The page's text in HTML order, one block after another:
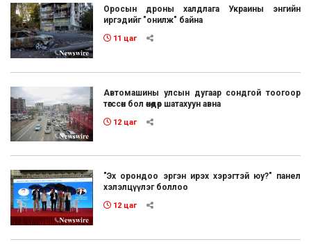
Оросын дроны халдлага Украины энгийн
иргэдийг "онилж" байна
11 цаг
Автомашины улсын дугаар сондгой тоогоор
төгссөн бол өнөөдөр шатахуун авна
12 цаг
"Эх орондоо эргэн ирэх хэрэгтэй юу?" панел
хэлэлцүүлэг боллоо
12 цаг